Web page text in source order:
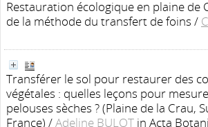
Restauration écologique en plaine de
de la méthode du transfert de foins /
Transférer le sol pour restaurer des
végétales : quelles leçons pour
pelouses sèches ? (Plaine de la Crau,
France) /Adeline BULOT in Acta